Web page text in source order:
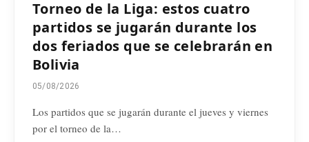
Torneo de la Liga: estos cuatro
partidos se jugarán durante los
dos feriados que se celebrarán en
Bolivia
05/08/2026
Los partidos que se jugarán durante el jueves y viernes
por el torneo de la…